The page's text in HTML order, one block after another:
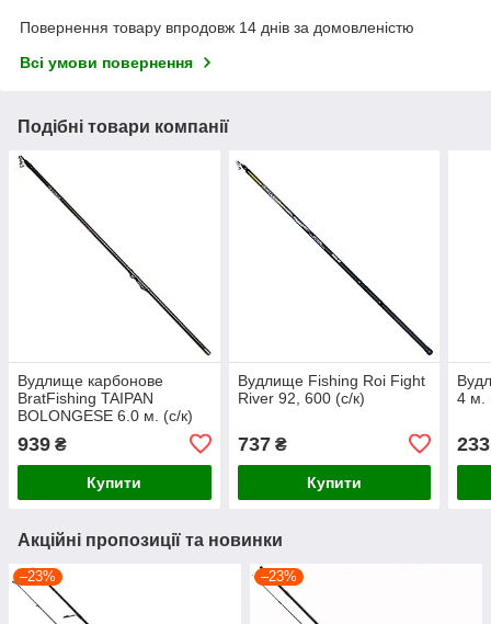
Повернення товару впродовж 14 днів за домовленістю
Всі умови повернення
Подібні товари компанії
Вудлище карбонове
BratFishing TAIPAN
BOLONGESE 6.0 м. (с/к)
939 ₴
Купити
Вудлище Fishing Roi Fight
River 92, 600 (с/к)
737₴
Купити
4 м.
233
Акційні пропозиції та новинки
–23% –23%